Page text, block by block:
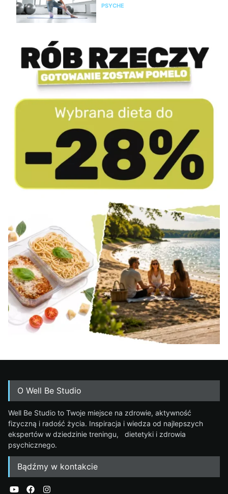
PSYCHE
O Well Be Studio
Well Be Studio to Twoje miejsce na zdrowie, aktywność
fizyczną i radość życia. Inspiracja i wiedza od najlepszych
ekspertów w dziedzinie treningu, dietetyki i zdrowia
psychicznego.
Bądźmy w kontakcie